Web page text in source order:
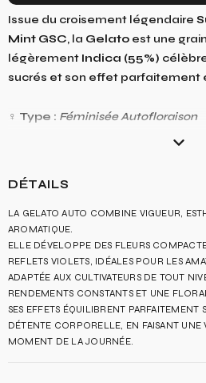
Issue du croisement légendaire
Mint GSC, la Gelato est une
légèrement Indica (55%)
sucrés et son effet parfaitement
♀️ Type : Féminisée Autofloraison
Puissance :
☀️ Rendement extérieur :
⏳Temps de floraison :
Terpènes : Limonène –
Vendu par paquet de 3 graines.
DÉTAILS
LA GELATO AUTO COMBINE VIGUEUR,
AROMATIQUE.
ELLE DÉVELOPPE DES FLEURS
REFLETS VIOLETS, IDÉALES POUR LES
ADAPTÉE AUX CULTIVATEURS DE TOUT
RENDEMENTS CONSTANTS ET UNE
SES EFFETS ÉQUILIBRENT
DÉTENTE CORPORELLE, EN FAISANT UNE
MOMENT DE LA JOURNÉE.